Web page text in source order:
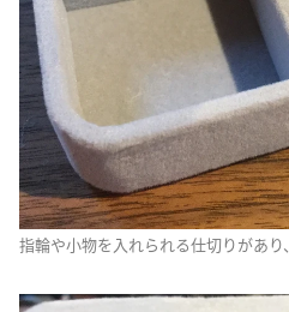
指輪や小物を入れられる仕切りがあり、